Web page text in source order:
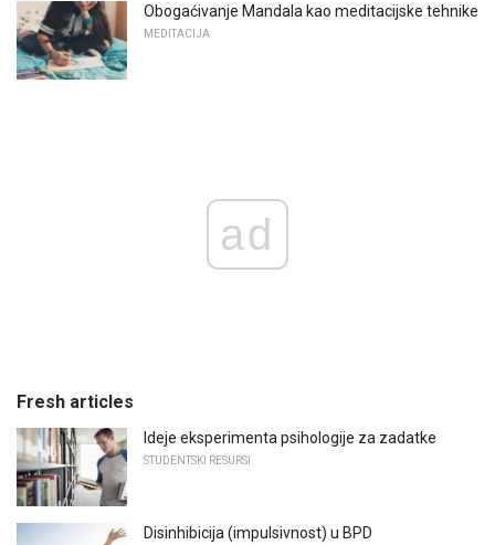
Obogaćivanje Mandala kao meditacijske tehnike
MEDITACIJA
ad
Fresh articles
Ideje eksperimenta psihologije za zadatke
STUDENTSKI RESURSI
Disinhibicija (impulsivnost) u BPD